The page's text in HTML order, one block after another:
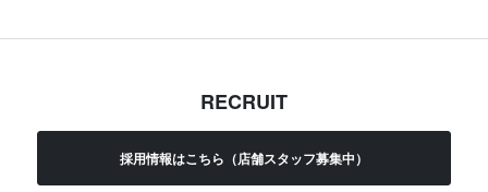
RECRUIT
採用情報はこちら（店舗スタッフ募集中）